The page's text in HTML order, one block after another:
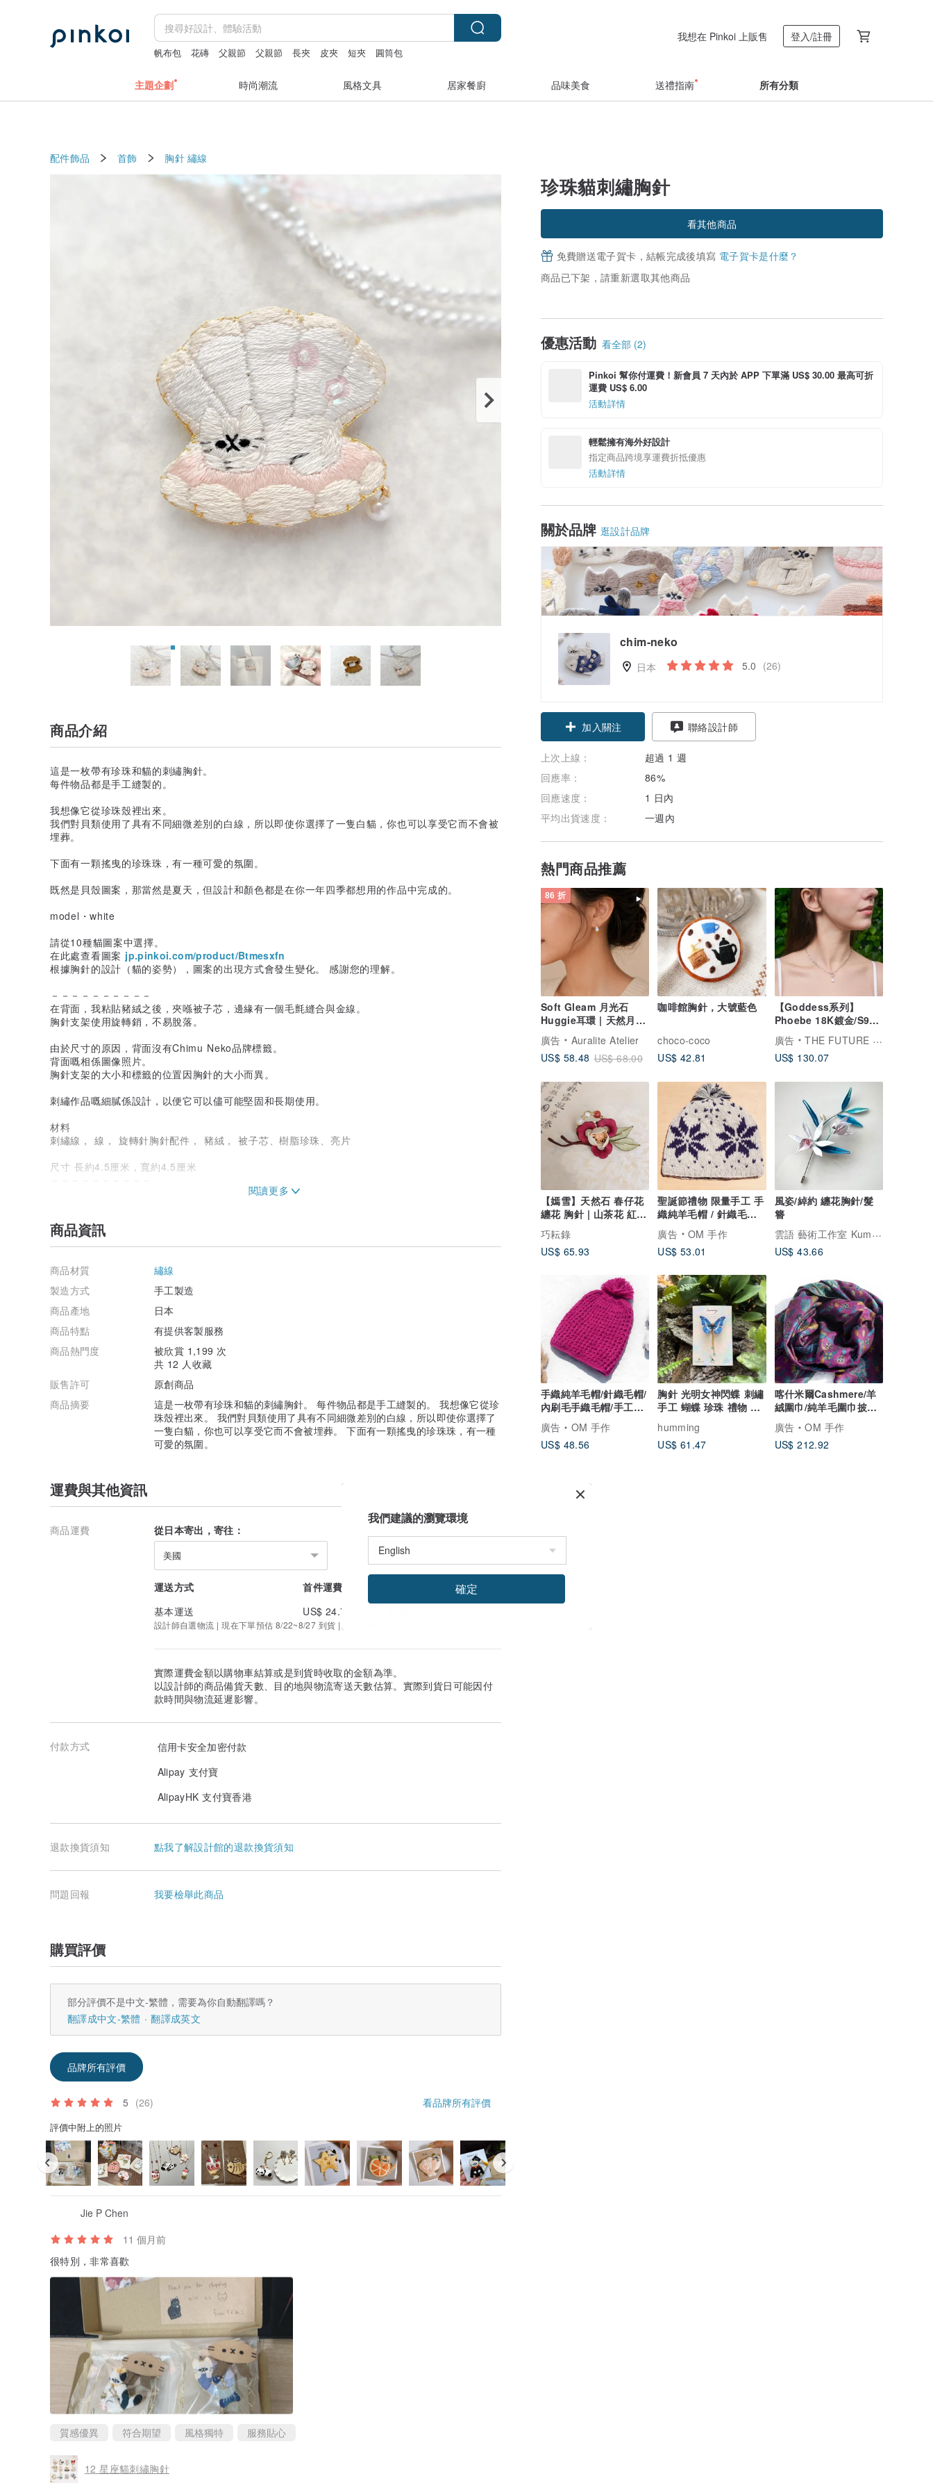
帆布包 花磚 父親節 父親節 長夾 皮夾 短夾 圓筒包
我想在 Pinkoi 上販售 登入/註冊
主題企劃 時尚潮流 風格文具 居家餐廚 品味美食 送禮指南 所有分類
配件飾品 首飾 胸針 繡線
珍珠貓刺繡胸針
看其他商品
免費贈送電子賀卡，結帳完成後填寫 電子賀卡是什麼？
商品已下架，請重新選取其他商品
優惠活動 看全部 (2)
Pinkoi 幫你付運費！新會員 7 天內於 APP 下單滿 US$ 30.00 最高可折
運費 US$ 6.00
活動詳情
輕鬆擁有海外好設計
指定商品跨境享運費折抵優惠
活動詳情
關於品牌 逛設計品牌
chim-neko
日本 5.0 (26)
加入關注 聯絡設計師
上次上線：
超過 1 週
回應率：
86%
回應速度：
1 日內
平均出貨速度：
一週內
熱門商品推薦
86 折
Soft Gleam 月光石
Huggie耳環 | 天然月光
石 925銀鍍金小圈耳環
廣告
Auralite Atelier
US$ 58.48 US$ 68.00
咖啡館胸針，大號藍色
choco-coco
US$ 42.81
【Goddess系列】
Phoebe 18K鍍金/S925
純銀培育寶石單吊墜迴
形針項
廣告
THE FUTURE ROCKS
US$ 130.07
【嫣雪】天然石 春仔花
纏花 胸針 | 山茶花 紅膠
花 珍珠 瑪瑙
巧耘錄
US$ 65.93
聖誕節禮物 限量手工 手
織純羊毛帽 / 針織毛帽 /
內刷毛手織毛帽 / 毛線
帽 (made in nepal) -
北歐雪花民族圖騰
廣告
OM 手作
US$ 53.01
風姿/綽約 纏花胸針/髮
簪
雲語 藝術工作室 Kumo-Art-Studio
US$ 43.66
手織純羊毛帽/針織毛帽/
內刷毛手織毛帽/手工針
織毛線帽 -桃紅色
廣告
OM 手作
US$ 48.56
胸針 光明女神閃蝶 刺繡
手工 蝴蝶 珍珠 禮物 禮
盒 生日
humming
US$ 61.47
喀什米爾Cashmere/羊
絨圍巾/純羊毛圍巾披巾/
戒指絨披肩 保暖 暖暖
露營必備 登山必備 外出
海邊 下雪-玫瑰花朵
廣告
OM 手作
US$ 212.92
商品介紹
這是一枚帶有珍珠和貓的刺繡胸針。
每件物品都是手工縫製的。
我想像它從珍珠殼裡出來。
我們對貝類使用了具有不同細微差別的白線，所以即使你選擇了一隻白貓，你也可以享受它而不會被
埋葬。
下面有一顆搖曳的珍珠珠，有一種可愛的氛圍。
既然是貝殼圖案，那當然是夏天，但設計和顏色都是在你一年四季都想用的作品中完成的。
model・white
請從10種貓圖案中選擇。
在此處查看圖案 jp.pinkoi.com/product/Btmesxfn
根據胸針的設計（貓的姿勢），圖案的出現方式會發生變化。 感謝您的理解。
－－－－－－－－－－
在背面，我粘貼豬絨之後，夾喺被子芯，邊緣有一個毛氈縫合與金線。
胸針支架使用旋轉銷，不易脫落。
由於尺寸的原因，背面沒有Chimu Neko品牌標籤。
背面嘅相係圖像照片。
胸針支架的大小和標籤的位置因胸針的大小而異。
刺繡作品嘅細膩係設計，以便它可以儘可能堅固和長期使用。
材料
刺繡線， 線， 旋轉針胸針配件， 豬絨， 被子芯、樹脂珍珠、亮片
尺寸 長約4.5厘米，寬約4.5厘米
如果您需要禮品包裝，請在禮品頁面（jp.pinkoi.com/product/av3G2ef8）中將所需數量與產品一起
*請小心鉤住和潮濕，因為這將是一個微妙的刺繡作品。
*根據您的環境，真實事物和照片的色調可能會略有不同。
*由於一點是手工製作的，所以完成效果並不完全相同。 如果你能享受一件東西作為貓的個性，每件
作品，我將不勝感激。
*由於材料的性質和庫存的原因，背面皮革的顏色可能會發生變化。
*根據訂單狀態，可能會從列出的天數開始。 感謝您的理解。
*如果您有任何問題，請隨時與我們聯繫，然後再購買。
商品資訊
商品材質
繡線
製造方式
手工製造
商品產地
日本
商品特點
有提供客製服務
商品熱門度
被欣賞 1,199 次
共 12 人收藏
販售許可
原創商品
商品摘要
這是一枚帶有珍珠和貓的刺繡胸針。 每件物品都是手工縫製的。 我想像它從珍
珠殼裡出來。 我們對貝類使用了具有不同細微差別的白線，所以即使你選擇了
一隻白貓，你也可以享受它而不會被埋葬。 下面有一顆搖曳的珍珠珠，有一種
可愛的氛圍。
運費與其他資訊
商品運費 從日本寄出，寄往：
美國
運送方式 首件運費
基本運送
US$ 24.74
設計師自選物流 | 現在下單預估 8/22~8/27 到貨 | 提供追蹤
實際運費金額以購物車結算或是到貨時收取的金額為準。
以設計師的商品備貨天數、目的地與物流寄送天數估算。實際到貨日可能因付
款時間與物流延遲影響。
付款方式
信用卡安全加密付款
Alipay 支付寶
AlipayHK 支付寶香港
退款換貨須知 點我了解設計館的退款換貨須知
問題回報 我要檢舉此商品
購買評價
部分評價不是中文-繁體，需要為你自動翻譯嗎？
翻譯成中文-繁體
翻譯成英文
品牌所有評價
5 (26) 看品牌所有評價
評價中附上的照片
Jie P Chen
11 個月前
很特別，非常喜歡
質感優異 符合期望 風格獨特 服務貼心
12 星座貓刺繡胸針
我們建議的瀏覽環境
確定